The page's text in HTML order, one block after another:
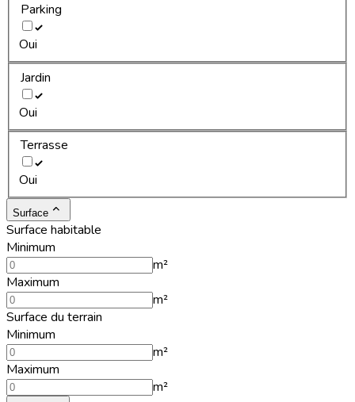
Parking
Oui
Jardin
Oui
Terrasse
Oui
Surface
Surface habitable
Minimum
m²
Maximum
m²
Surface du terrain
Minimum
m²
Maximum
m²